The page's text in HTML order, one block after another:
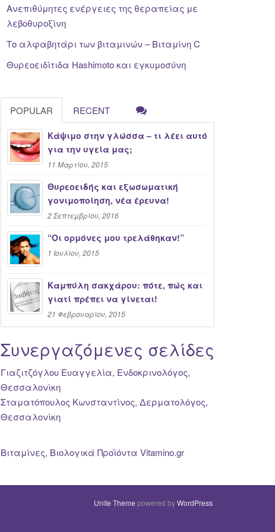
Ανεπιθύμητες ενέργειες της θεραπείας με
λεβοθυροξίνη
Το αλφαβητάρι των βιταμινών – Βιταμίνη C
Θυρεοειδίτιδα Hashimoto και εγκυμοσύνη
POPULAR RECENT
Κάψιμο στην γλώσσα – τι λέει αυτό
για την υγεία μας;
11 Μαρτίου, 2015
Θυρεοειδής και εξωσωματική
γονιμοποίηση, νέα έρευνα!
2 Σεπτεμβρίου, 2016
“Oι ορμόνες μου τρελάθηκαν!”
1 Ιουλίου, 2015
Καμπύλη σακχάρου: πότε, πώς και
γιατί πρέπει να γίνεται!
21 Φεβρουαρίου, 2015
Συνεργαζόμενες σελίδες
Γιαζιτζόγλου Ευαγγελία, Ενδοκρινολόγος,
Θεσσαλονίκη
Σταματόπουλος Κωνσταντίνος, Δερματολόγος,
Θεσσαλονίκη
Βιταμίνες, Βιολογικά Προϊόντα Vitamino.gr
Unite Theme powered byWordPress